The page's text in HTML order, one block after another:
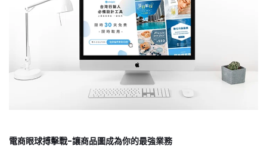
電商眼球搏擊戰-讓商品圖成為你的最強業務